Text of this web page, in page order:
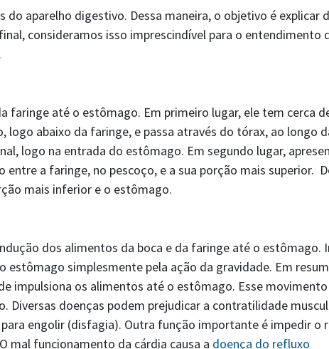
aparelho digestivo. Dessa maneira, o objetivo é explicar
consideramos isso imprescindível para o entendimento
faringe até o estômago. Em primeiro lugar, ele tem cerca
abaixo da faringe, e passa através do tórax, ao longo
logo na entrada do estômago. Em segundo lugar,
a faringe, no pescoço, e a sua porção mais superior.
mais inferior e o estômago.
dos alimentos da boca e da faringe até o estômago.
simplesmente pela ação da gravidade. Em
impulsiona os alimentos até o estômago. Esse
doenças podem prejudicar a contratilidade
engolir (disfagia). Outra função importante é impedir o
mal funcionamento da cárdia causa a doença do refluxo